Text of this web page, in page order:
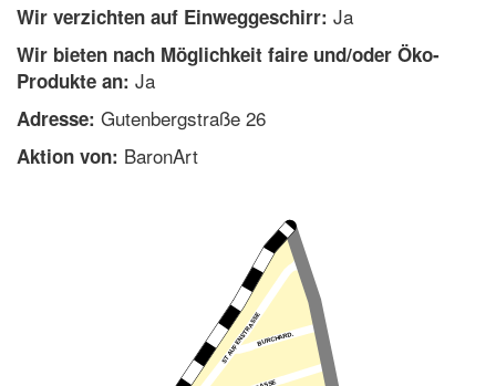
Wir verzichten auf Einweggeschirr: Ja
Wir bieten nach Möglichkeit faire und/oder Öko-
Produkte an: Ja
Adresse: Gutenbergstraße 26
Aktion von: BaronArt